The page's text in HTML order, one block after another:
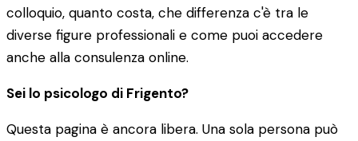
colloquio, quanto costa, che differenza c'è tra le
diverse figure professionali e come puoi accedere
anche alla consulenza online.
Sei lo psicologo di Frigento?
Questa pagina è ancora libera. Una sola persona può